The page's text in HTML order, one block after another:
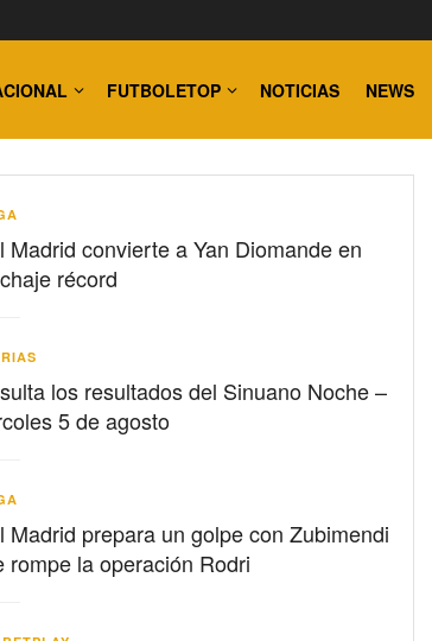
FUTBOLETOP NOTICIAS NEWS
Madrid convierte a Yan Diomande en
récord
los resultados del Sinuano Noche –
5 de agosto
Madrid prepara un golpe con Zubimendi
rompe la operación Rodri